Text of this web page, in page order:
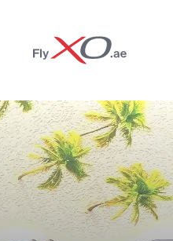
Private
Jet